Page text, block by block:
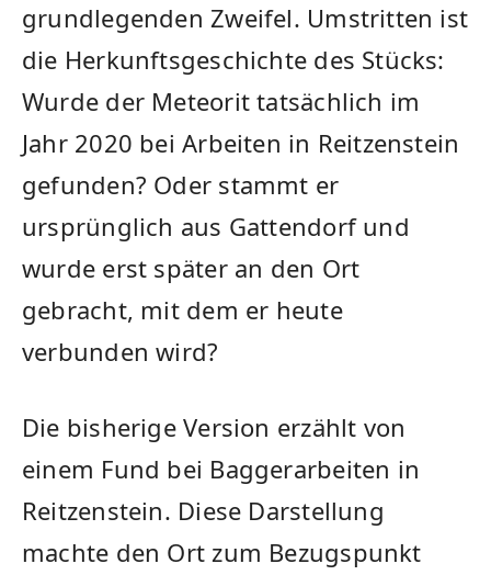
grundlegenden Zweifel. Umstritten ist
die Herkunftsgeschichte des Stücks:
Wurde der Meteorit tatsächlich im
Jahr 2020 bei Arbeiten in Reitzenstein
gefunden? Oder stammt er
ursprünglich aus Gattendorf und
wurde erst später an den Ort
gebracht, mit dem er heute
verbunden wird?
Die bisherige Version erzählt von
einem Fund bei Baggerarbeiten in
Reitzenstein. Diese Darstellung
machte den Ort zum Bezugspunkt